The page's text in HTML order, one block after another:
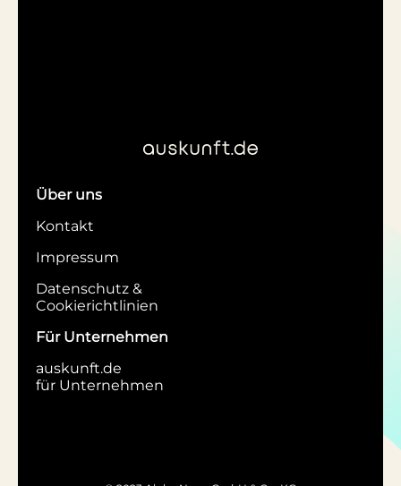
Über uns
Kontakt
Impressum
Datenschutz &
Cookierichtlinien
Für Unternehmen
auskunft.de
für Unternehmen